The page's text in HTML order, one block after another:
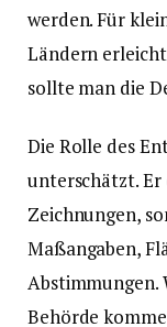
werden. Für
Ländern
sollte man die
Die Rolle des
unterschätzt.
Zeichnungen,
Maßangaben,
Abstimmungen.
Behörde